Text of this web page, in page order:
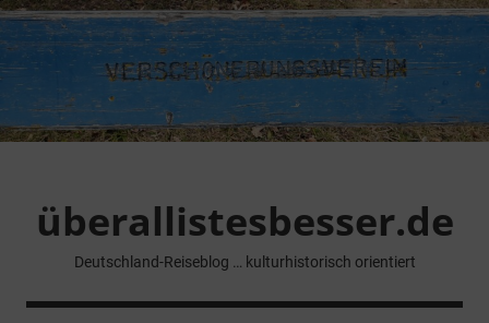
Zum
Inhalt
springen
überallistesbesser.de
Deutschland-Reiseblog … kulturhistorisch orientiert